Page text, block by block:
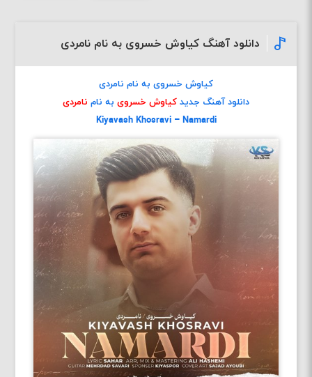
دانلود آهنگ کیاوش خسروی به نام نامردی
کیاوش خسروی به نام نامردی
دانلود آهنگ جدید کیاوش خسروی به نام نامردی
Kiyavash Khosravi – Namardi